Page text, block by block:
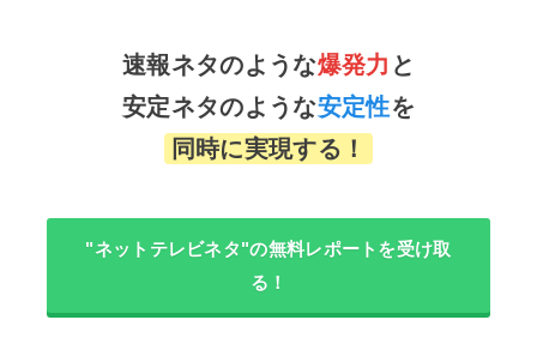
速報ネタのような爆発力 と
安定ネタのような安定性を
同時に実現する！
"ネットテレビネタ"の無料レポートを受け取
る！